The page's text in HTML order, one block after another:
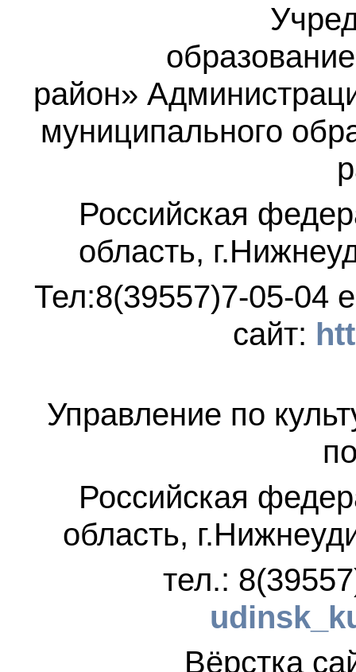
район»
муниципального
Российская
область,
Тел:8(39557)7-05-04
сайт:
Управление по
Российская
область,
тел.:
Вёрстка